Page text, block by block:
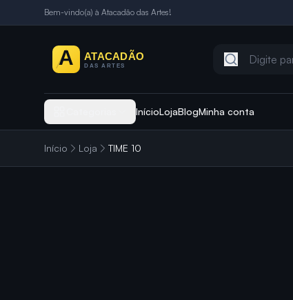
Bem-vindo(a) à Atacadão das Artes!
InícioLojaBlogMinha conta
Início Loja TIME 10